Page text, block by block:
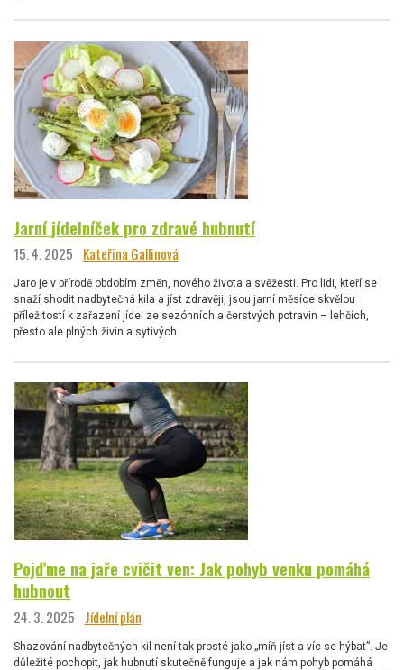
Jarní jídelníček pro zdravé hubnutí
15. 4. 2025 Kateřina Gallinová
Jaro je v přírodě obdobím změn, nového života a svěžesti. Pro lidi, kteří se
snaží shodit nadbytečná kila a jíst zdravěji, jsou jarní měsíce skvělou
příležitostí k zařazení jídel ze sezónních a čerstvých potravin – lehčích,
přesto ale plných živin a sytivých.
Pojďme na jaře cvičit ven: Jak pohyb venku pomáhá
hubnout
24. 3. 2025 Jídelní plán
Shazování nadbytečných kil není tak prosté jako „míň jíst a víc se hýbat”. Je
důležité pochopit, jak hubnutí skutečně funguje a jak nám pohyb pomáhá